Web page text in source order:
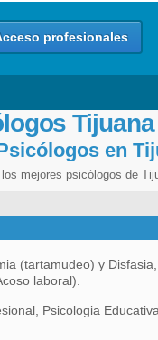
profesionales
Tijuana
en
mejores psicólogos de
(tartamudeo) y
laboral).
Psicologia